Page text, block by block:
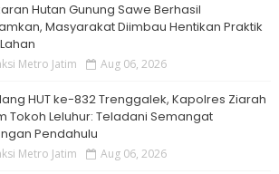
Hutan Gunung Sawe Berhasil
Masyarakat Diimbau Hentikan Praktik
Metro Jatim Aug 06, 2026
HUT ke-832 Trenggalek, Kapolres Ziarah
Tokoh Leluhur: Teladani Semangat
Pendahulu
Metro Jatim Aug 06, 2026